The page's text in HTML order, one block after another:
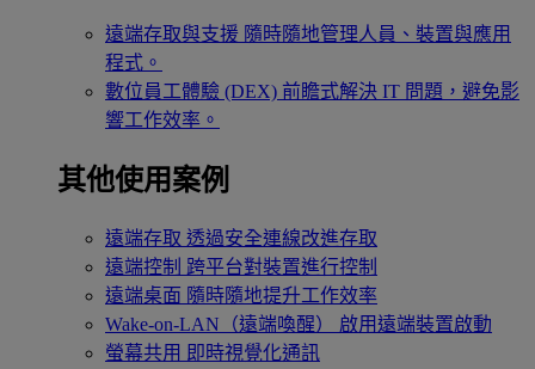
遠端存取與支援 隨時隨地管理人員、裝置與應用
程式。
數位員工體驗 (DEX) 前瞻式解決 IT 問題，避免影
響工作效率。
其他使用案例
遠端存取 透過安全連線改進存取
遠端控制 跨平台對裝置進行控制
遠端桌面 隨時隨地提升工作效率
Wake-on-LAN（遠端喚醒）
啟用遠端裝置啟動
螢幕共用 即時視覺化通訊